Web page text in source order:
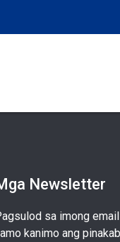
Newsletter
sa imong
kanimo ang